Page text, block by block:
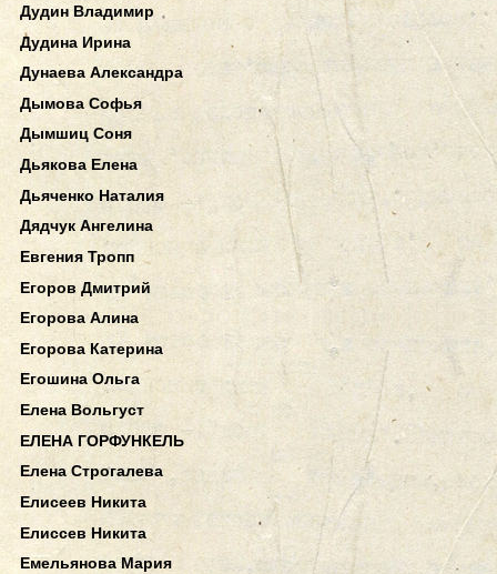
Дудин Владимир
Дудина Ирина
Дунаева Александра
Дымова Софья
Дымшиц Соня
Дьякова Елена
Дьяченко Наталия
Дядчук Ангелина
Евгения Тропп
Егоров Дмитрий
Егорова Алина
Егорова Катерина
Егошина Ольга
Елена Вольгуст
ЕЛЕНА ГОРФУНКЕЛЬ
Елена Строгалева
Елисеев Никита
Елиссев Никита
Емельянова Мария